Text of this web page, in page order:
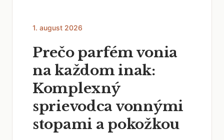
1. august 2026
Prečo parfém vonia
na každom inak:
Komplexný
sprievodca vonnými
stopami a pokožkou